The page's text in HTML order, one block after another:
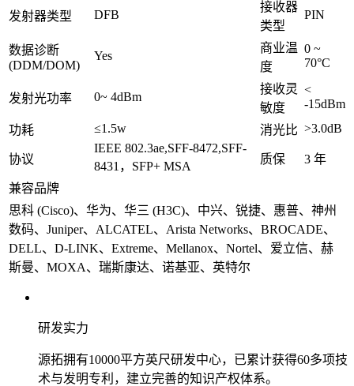
发射器类型 DFB
接收器
类型
PIN
数据诊断
(DDM/DOM)
Yes
商业温
度
0 ~
70°C
发射光功率 0~ 4dBm
接收灵
敏度
<
-15dBm
功耗
≤1.5w 消光比 >3.0dB
协议
IEEE 802.3ae,SFF-8472,SFF-
8431，SFP+ MSA
质保 3 年
兼容品牌
思科 (Cisco)、华为、华三 (H3C)、中兴、锐捷、惠普、神州
数码、Juniper、ALCATEL、Arista Networks、BROCADE、
DELL、D-LINK、Extreme、Mellanox、Nortel、爱立信、赫
斯曼、MOXA、瑞斯康达、诺基亚、英特尔
研发实力
源拓拥有10000平方英尺研发中心，已累计获得60多项技
术与发明专利，建立完善的知识产权体系。